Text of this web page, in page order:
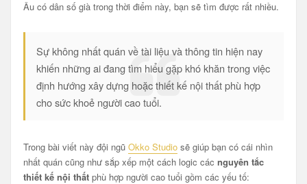
Âu có dân số già trong thời điểm này, bạn sẽ tìm được rất nhiều.
Sự không nhất quán về tài liệu và thông tin hiện nay
khiến những ai đang tìm hiểu gặp khó khăn trong việc
định hướng xây dựng hoặc thiết kế nội thất phù hợp
cho sức khoẻ người cao tuổi.
Trong bài viết này đội ngũ Okko Studiosẽ giúp bạn có cái nhìn
nhất quán cũng như sắp xếp một cách logic các nguyên tắc
thiết kế nội thất phù hợp người cao tuổi gồm các yếu tố: